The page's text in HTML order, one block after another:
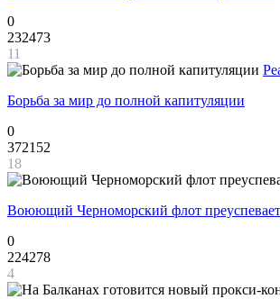
0
232473
11
Борьба за мир до полной капитуляции
0
372152
18
Воюющий Черноморский флот
0
224278
4